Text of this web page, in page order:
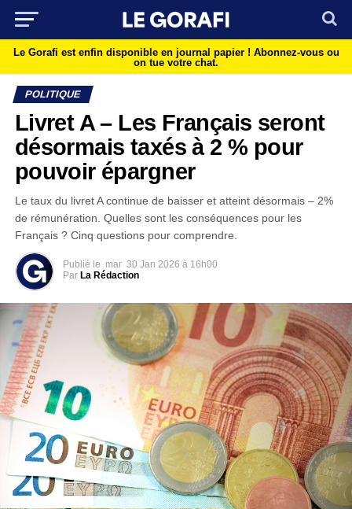
Le Gorafi est enfin disponible en journal papier ! Abonnez-vous ou
on tue votre chat.
POLITIQUE
Livret A – Les Français seront
désormais taxés à 2 % pour
pouvoir épargner
Le taux du livret A continue de baisser et atteint désormais – 2%
de rémunération. Quelles sont les conséquences pour les
Français ? Cinq questions pour comprendre.
Publié le mar 30 Jan 2026 à 16h00
Par La Rédaction